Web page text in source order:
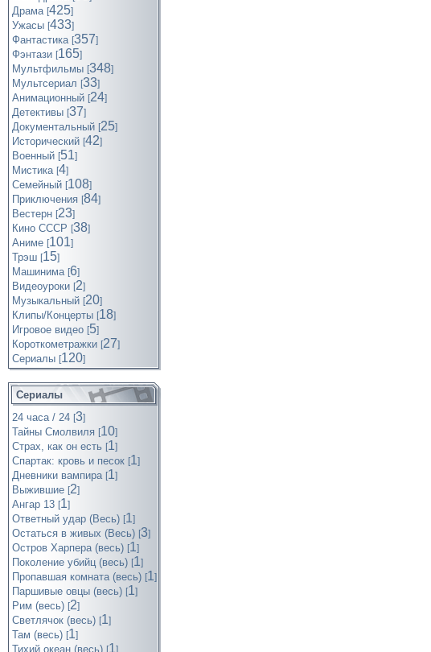
Драма [425]
Ужасы [433]
Фантастика [357]
Фэнтази [165]
Мультфильмы [348]
Мультсериал [33]
Анимационный [24]
Детективы [37]
Документальный [25]
Исторический [42]
Военный [51]
Мистика [4]
Семейный [108]
Приключения [84]
Вестерн [23]
Кино СССР [38]
Аниме [101]
Трэш [15]
Машинима [6]
Видеоуроки [2]
Музыкальный [20]
Клипы/Концерты [18]
Игровое видео [5]
Короткометражки [27]
Cериалы [120]
Сериалы
24 часа / 24 [3]
Тайны Смолвиля [10]
Страх, как он есть [1]
Спартак: кровь и песок [1]
Дневники вампира [1]
Выжившие [2]
Ангар 13 [1]
Ответный удар (Весь) [1]
Остаться в живых (Весь) [3]
Остров Харпера (весь) [1]
Поколение убийц (весь) [1]
Пропавшая комната (весь) [1]
Паршивые овцы (весь) [1]
Рим (весь) [2]
Светлячок (весь) [1]
Там (весь) [1]
Тихий океан (весь) [1]